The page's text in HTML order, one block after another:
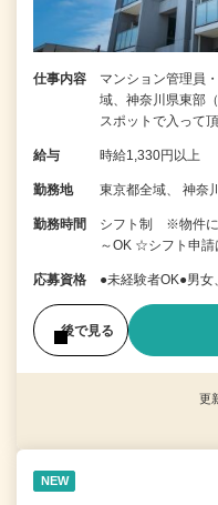
仕事内容
マンション管理員
域、神奈川県東部
スポットで入って
給与 時給1,330円以上
勤務地 東京都全域、 神奈
勤務時間
シフト制 ※物件に
～OK ☆シフト申
応募資格 ●未経験者OK●男
後で見る
更
NEW